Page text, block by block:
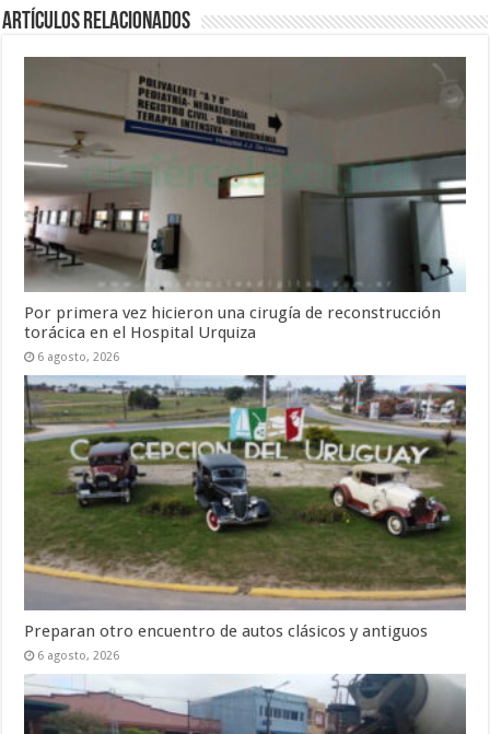
Artículos Relacionados
Por primera vez hicieron una cirugía de reconstrucción
torácica en el Hospital Urquiza
6 agosto, 2026
Preparan otro encuentro de autos clásicos y antiguos
6 agosto, 2026